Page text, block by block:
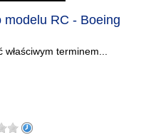
RC - Boeing
terminem...